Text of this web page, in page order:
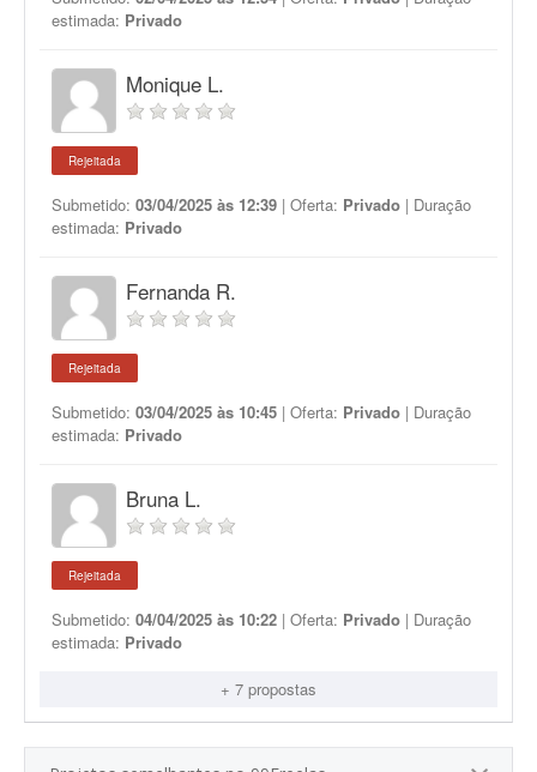
estimada: Privado
Monique L.
Rejeitada
Submetido: 03/04/2025 às 12:39 | Oferta: Privado | Duração
estimada: Privado
Fernanda R.
Rejeitada
Submetido: 03/04/2025 às 10:45 | Oferta: Privado | Duração
estimada: Privado
Bruna L.
Rejeitada
Submetido: 04/04/2025 às 10:22 | Oferta: Privado | Duração
estimada: Privado
+ 7 propostas